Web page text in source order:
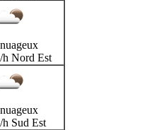
h Nord Est
Sud Est